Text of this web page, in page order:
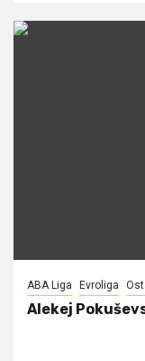
ABA Liga Evroliga
Alekej